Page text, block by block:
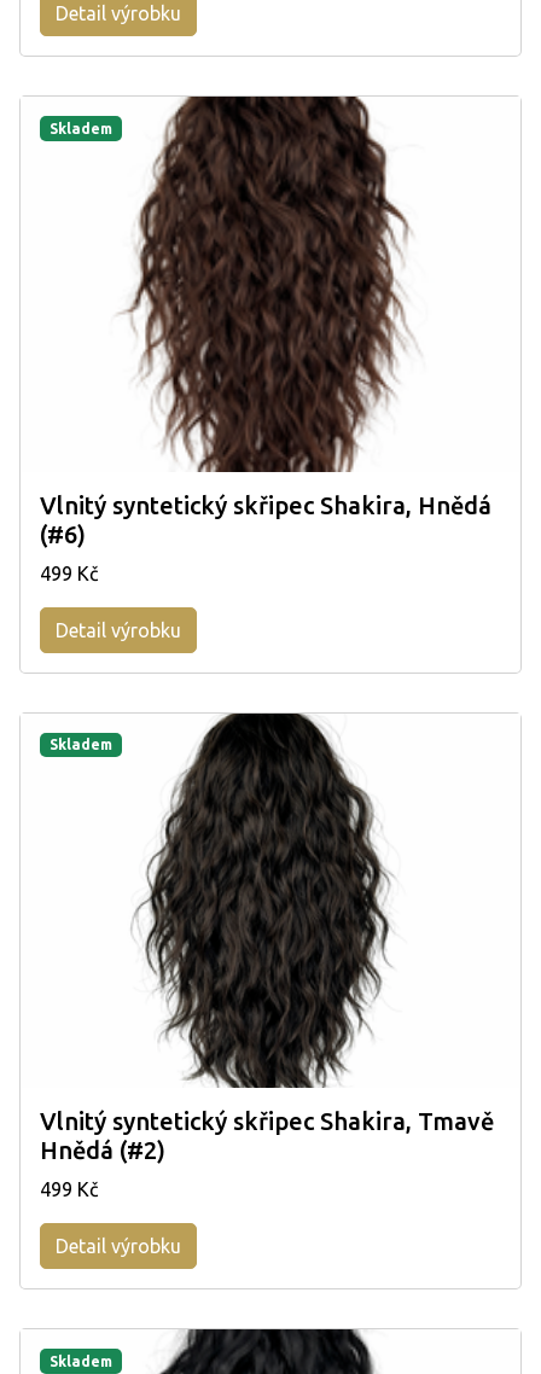
Detail výrobku
Skladem
Vlnitý syntetický skřipec Shakira, Hnědá
(#6)
499 Kč
Detail výrobku
Skladem
Vlnitý syntetický skřipec Shakira, Tmavě
Hnědá (#2)
499 Kč
Detail výrobku
Skladem